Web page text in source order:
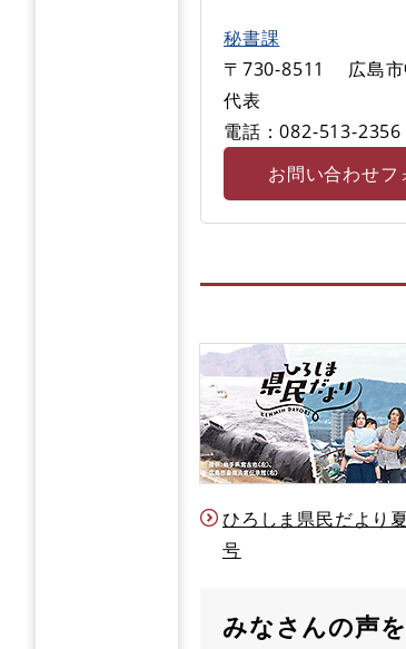
秘書課
〒730-8511
広島
代表
電話：082-513-2356
お問い合わせフ
ひろしま県民だより夏
号
みなさんの声